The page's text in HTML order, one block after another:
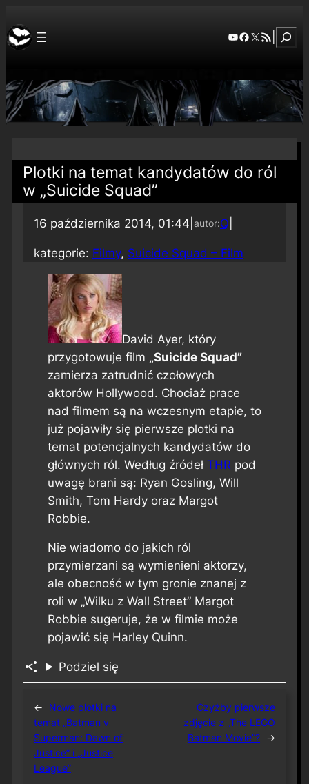
YouTube
Facebook
X RSS Feed
Plotki na temat kandydatów do ról
w „Suicide Squad”
16 października 2014, 01:44 autor:Q
kategorie: Filmy, Suicide Squad – Film
David Ayer, który
przygotowuje film „Suicide Squad”
zamierza zatrudnić czołowych
aktorów Hollywood. Chociaż prace
nad filmem są na wczesnym etapie, to
już pojawiły się pierwsze plotki na
temat potencjalnych kandydatów do
głównych ról. Według źródeł THR pod
uwagę brani są: Ryan Gosling, Will
Smith, Tom Hardy oraz Margot
Robbie.
Nie wiadomo do jakich ról
przymierzani są wymienieni aktorzy,
ale obecność w tym gronie znanej z
roli w „Wilku z Wall Street” Margot
Robbie sugeruje, że w filmie może
pojawić się Harley Quinn.
Podziel się
←
Nowe plotki na
temat „Batman v
Superman: Dawn of
Justice” i „Justice
League”
Czyżby pierwsze
zdjęcie z „The LEGO
Batman Movie”? →